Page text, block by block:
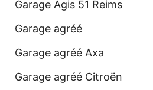
Garage Agis 51 Reims
Garage agréé
Garage agréé Axa
Garage agréé Citroën